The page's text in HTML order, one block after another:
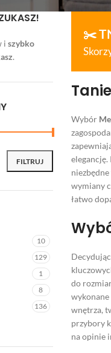
i szybko
.
FILTRUJ
10
129
1
8
136
✂️
Wybór
wymiany
łatwo
do
wnętrza,
przybory
na opinie